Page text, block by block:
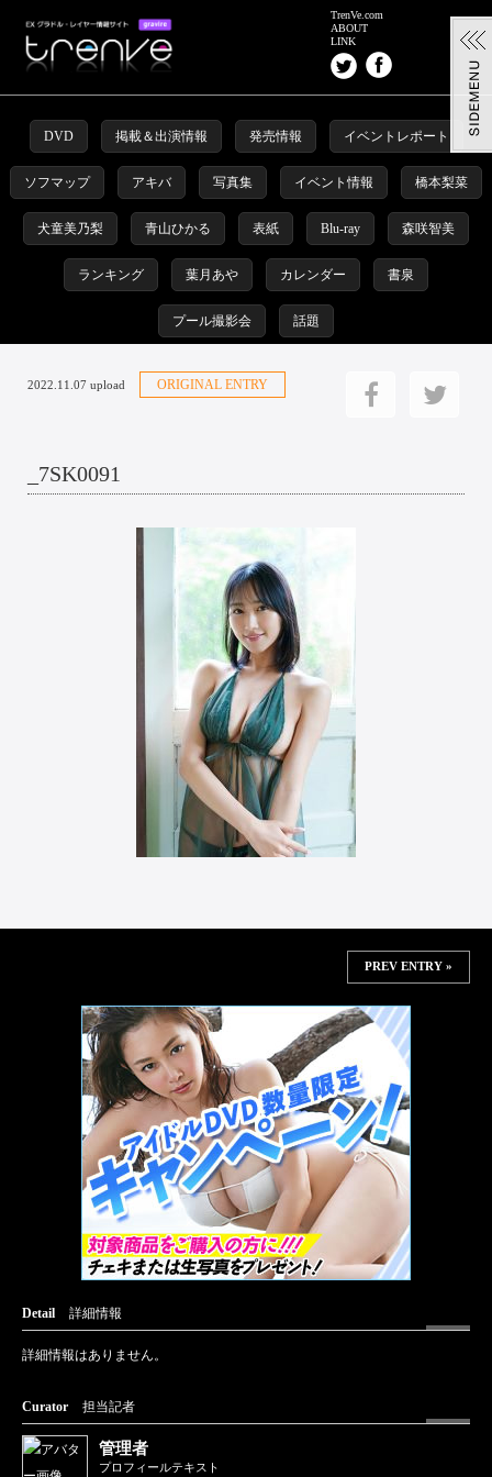
TrenVe.com
ABOUT
LINK
DVD 掲載＆出演情報 発売情報 イベントレポート
ソフマップ アキバ 写真集 イベント情報 橋本梨菜
犬童美乃梨 青山ひかる 表紙 Blu-ray 森咲智美
ランキング 葉月あや カレンダー 書泉
プール撮影会 話題
2022.11.07 upload ORIGINAL ENTRY
_7SK0091
PREV ENTRY »
Detail 詳細情報
詳細情報はありません。
Curator 担当記者
管理者
プロフィールテキスト